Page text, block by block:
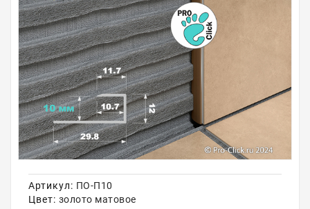
Крепёж и крепления
Садовая мебель
Оплата
Доставка
Самовывоз
Акции
Артикул: ПО-П10
Цвет: золото матовое